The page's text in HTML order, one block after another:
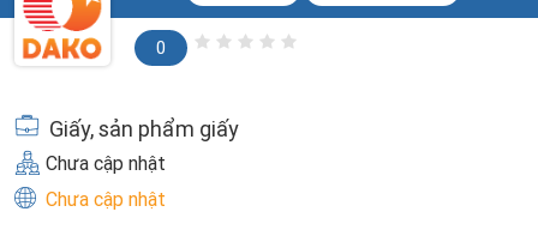
0
Giấy, sản phẩm giấy
Chưa cập nhật
Chưa cập nhật